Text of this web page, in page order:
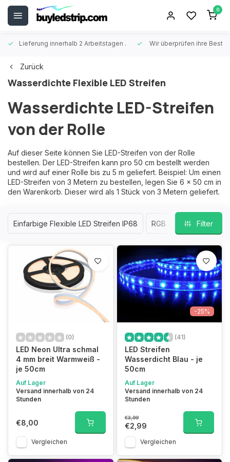
0
Lieferung innerhalb 2 Arbeitstagen . Wir überprüfen ihre
Zurück
Wasserdichte Flexible LED Streifen
Wasserdichte LED-Streifen
von der Rolle
Auf dieser Seite können Sie LED-Streifen von der Rolle
bestellen. Der LED-Streifen kann pro 50 cm bestellt werden
und wird auf einer Rolle bis zu 5 m geliefert. Beispiel: Um einen
LED-Streifen von 3 Metern zu bestellen, legen Sie 6 x 50 cm in
den Warenkorb. Dieser wird als 1 Stück von 3 Metern geliefert.
Einfarbige Flexible LED Streifen IP68 RGB LED Flexible
Filter
(0)
LED Neon Ultra schmal
4 mm breit Warmweiß -
je 50cm
Auf Lager
Versand innerhalb von 24
Stunden
€8,00
Vergleichen
-25%
(41)
LED Streifen
Wasserdicht Blau - je
50cm
Auf Lager
Versand innerhalb von 24
Stunden
€3,99
€2,99
Vergleichen